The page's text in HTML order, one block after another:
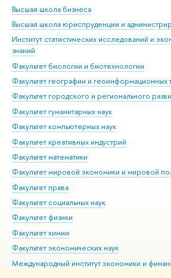
Высшая школа бизнеса
Высшая школа юриспруденции и
Институт статистических исследований и
знаний
Факультет биологии и биотехнологии
Факультет географии и геоинформационных
Факультет городского и регионального
Факультет гуманитарных наук
Факультет компьютерных наук
Факультет креативных индустрий
Факультет математики
Факультет мировой экономики и мировой
Факультет права
Факультет социальных наук
Факультет физики
Факультет химии
Факультет экономических наук
Международный институт экономики и